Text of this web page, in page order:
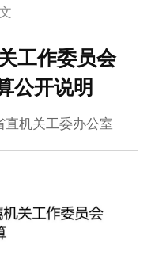
工作委员会
公开说明
直机关工委办公室